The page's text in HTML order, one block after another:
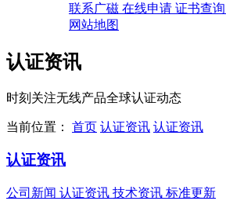
联系广磁 在线申请 证书查询
网站地图
认证资讯
时刻关注无线产品全球认证动态
当前位置： 首页 认证资讯 认证资讯
认证资讯
公司新闻 认证资讯 技术资讯 标准更新